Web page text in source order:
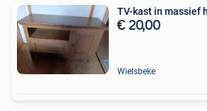
TV-kast in massief
€ 20,00
Wielsbeke